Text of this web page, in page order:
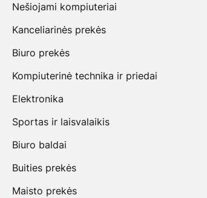
Nešiojami kompiuteriai
Kanceliarinės prekės
Biuro prekės
Kompiuterinė technika ir priedai
Elektronika
Sportas ir laisvalaikis
Biuro baldai
Buities prekės
Maisto prekės